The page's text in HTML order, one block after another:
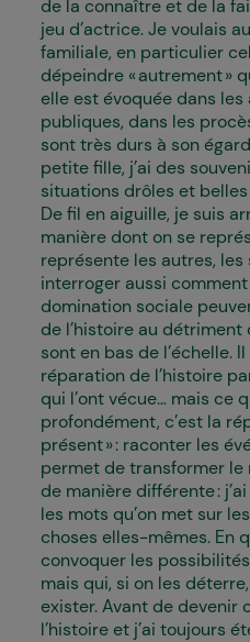
de la connaître et de la
jeu d’actrice. Je voulais
familiale, en particulier
dépeindre « autrement »
elle est évoquée dans
publiques, dans les
sont très durs à son
petite fille, j’ai des
situations drôles et
De fil en aiguille, je suis
manière dont on se
représente les autres, les
interroger aussi
domination sociale
de l’histoire au
sont en bas de l’échelle.
réparation de l’histoire
qui l’ont vécue… mais ce
profondément, c’est la
présent » : raconter les
permet de transformer
de manière différente :
les mots qu’on met sur
choses elles-mêmes. En
convoquer les
mais qui, si on les
exister. Avant de devenir
l’histoire et j’ai toujours